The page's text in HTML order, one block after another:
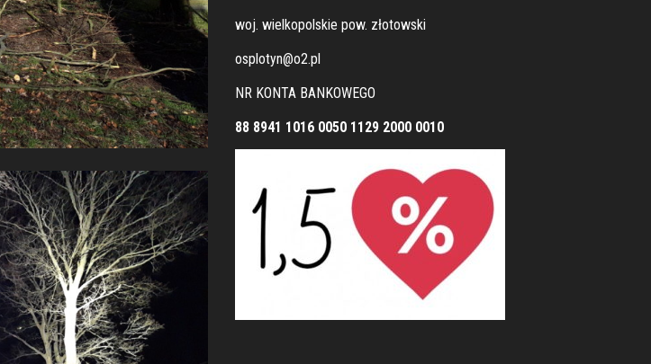
woj. wielkopolskie pow. złotowski
osplotyn@o2.pl
NR KONTA BANKOWEGO
88 8941 1016 0050 1129 2000 0010